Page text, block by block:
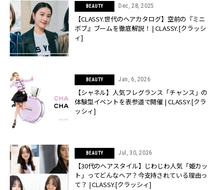
BEAUTY Dec, 28, 2025
【CLASSY.世代のヘアカタログ】空前の『ミニ
ボブ』ブームを徹底解説！ | CLASSY.[クラッシ
ィ]
BEAUTY Jan, 6, 2026
【シャネル】人気フレグランス「チャンス」の
体験型イベントを表参道で開催 | CLASSY.[クラ
ッシィ]
BEAUTY Jul, 30, 2026
【30代のヘアスタイル】じわじわ人気「姫カッ
ト」ってどんなヘア？今支持されている理由っ
て？ | CLASSY.[クラッシィ]